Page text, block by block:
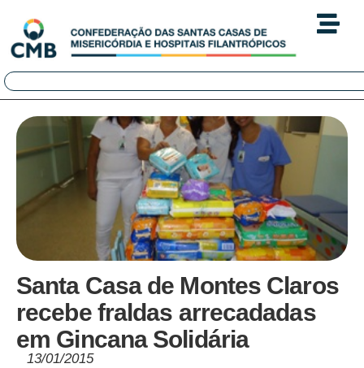
Santa Casa de Montes Claros
recebe fraldas arrecadadas
em Gincana Solidária
13/01/2015